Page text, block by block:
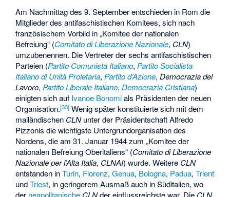
Am Nachmittag des 9. September entschieden in Rom die
Mitglieder des antifaschistischen Komitees, sich nach
französischem Vorbild in „Komitee der nationalen
Befreiung“ (Comitato di Liberazione Nazionale, CLN)
umzubenennen. Die Vertreter der sechs antifaschistischen
Parteien (Partito Comunista Italiano,Partito Socialista
Italiano di Unità Proletaria,Partito d’Azione,Democrazia del
Lavoro,Partito Liberale Italiano,Democrazia Cristiana)
einigten sich auf Ivanoe Bonomials Präsidenten der neuen
Organisation.[33] Wenig später konstituierte sich mit dem
mailändischen CLNunter der PräsidentschaftAlfredo
Pizzonis die wichtigste Untergrundorganisation des
Nordens, die am 31. Januar 1944 zum „Komitee der
nationalen Befreiung Oberitaliens“ (Comitato di Liberazione
Nazionale per l’Alta Italia, CLNAI) wurde. Weitere CLN
entstanden inTurin, Florenz,Genua, Bologna, Padua,Trient
undTriest, in geringerem Ausmaß auch in Süditalien, wo
der neapolitanische CLNder einflussreichste war. Die CLN